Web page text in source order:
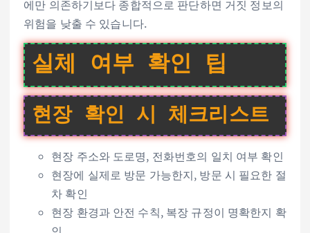
에만 의존하기보다 종합적으로 판단하면 거짓 정보의
위험을 낮출 수 있습니다.
실체 여부 확인 팁
현장 확인 시 체크리스트
현장 주소와 도로명, 전화번호의 일치 여부 확인
현장에 실제로 방문 가능한지, 방문 시 필요한 절
차 확인
현장 환경과 안전 수칙, 복장 규정이 명확한지 확